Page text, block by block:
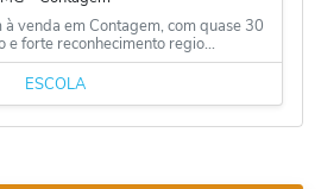
venda em Contagem, com quase 30
e forte reconhecimento regio...
ESCOLA